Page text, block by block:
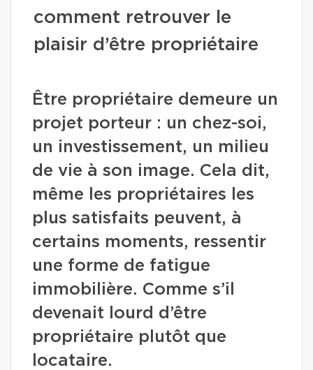
comment retrouver le
plaisir d’être propriétaire
Être propriétaire demeure un
projet porteur : un chez-soi,
un investissement, un milieu
de vie à son image. Cela dit,
même les propriétaires les
plus satisfaits peuvent, à
certains moments, ressentir
une forme de fatigue
immobilière. Comme s’il
devenait lourd d’être
propriétaire plutôt que
locataire.